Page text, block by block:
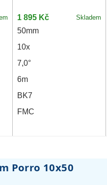
1 895 Kč Skladem
50mm
10x
7,0°
6m
BK7
FMC
Porro 10x50